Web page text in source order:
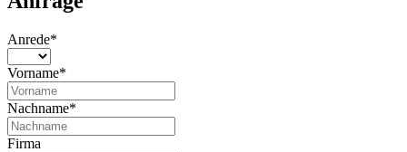
Anrede*
Vorname*
Nachname*
Firma